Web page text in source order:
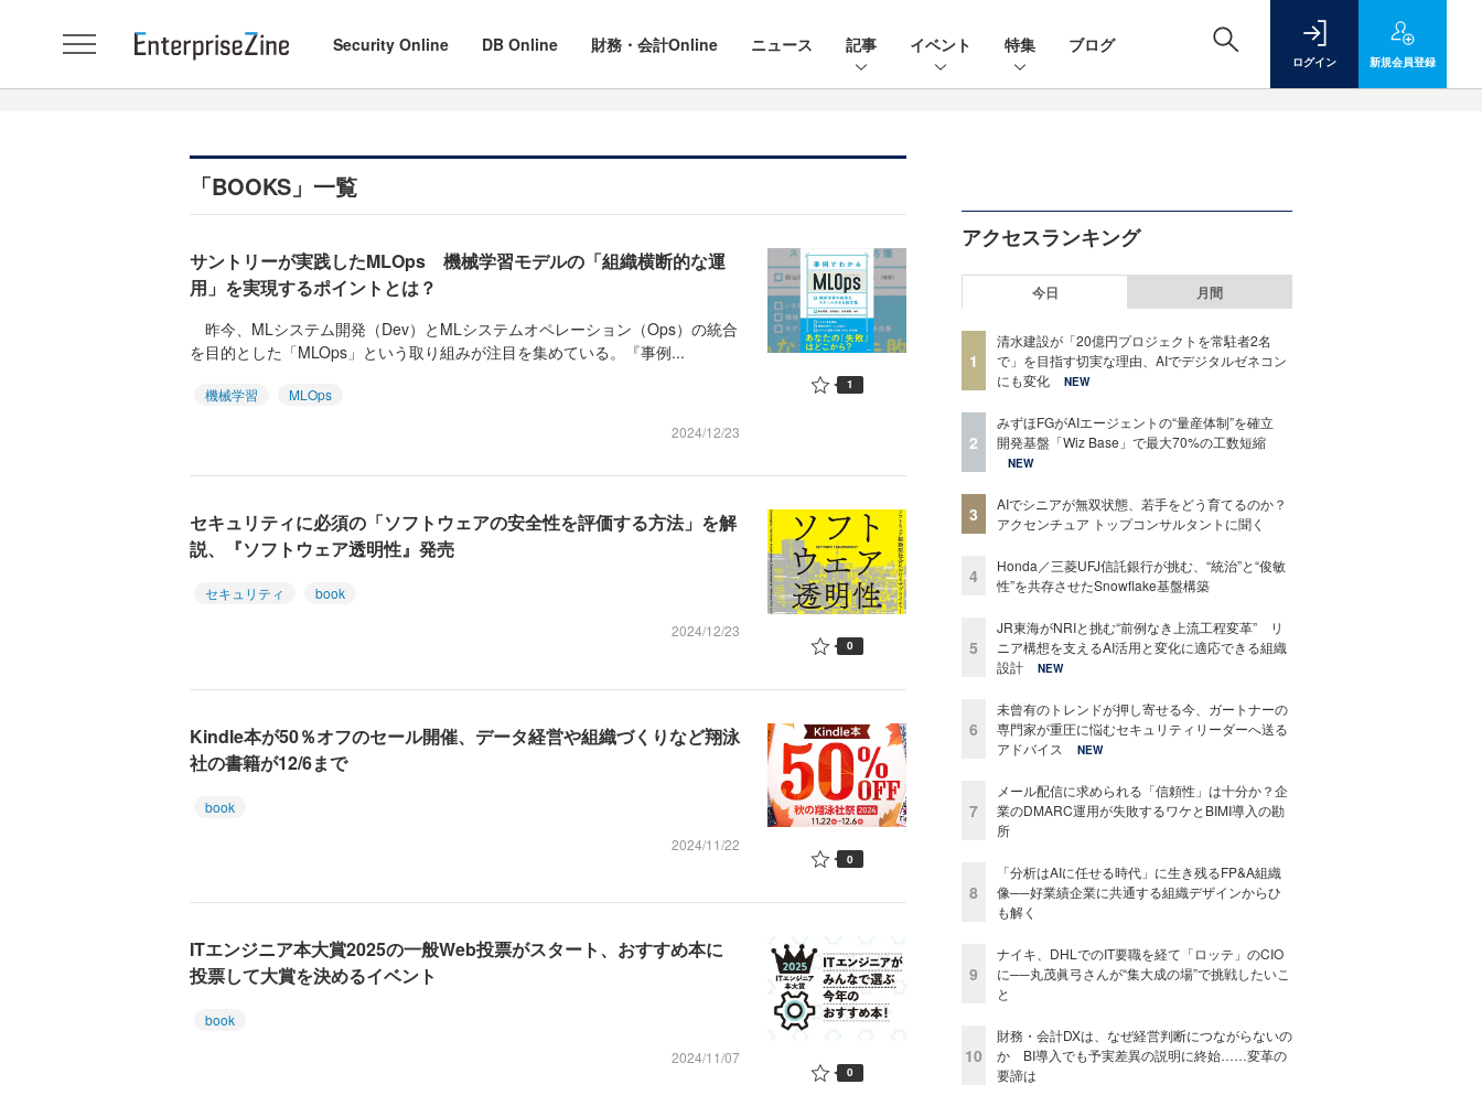
Security Online DB Online 財務・会計Online ニュース 記事 イベント 特集 ブログ
ログイン 新規会員登録
「BOOKS」一覧
サントリーが実践したMLOps 機械学習モデルの「組織横断的な運
用」を実現するポイントとは？
昨今、MLシステム開発（Dev）とMLシステムオペレーション（Ops）の統合
を目的とした「MLOps」という取り組みが注目を集めている。『事例...
機械学習
MLOps
2024/12/23
1
セキュリティに必須の「ソフトウェアの安全性を評価する方法」を解
説、『ソフトウェア透明性』発売
セキュリティ
book
2024/12/23
0
Kindle本が50％オフのセール開催、データ経営や組織づくりなど翔泳
社の書籍が12/6まで
book
2024/11/22
0
ITエンジニア本大賞2025の一般Web投票がスタート、おすすめ本に
投票して大賞を決めるイベント
book
2024/11/07
0
アクセスランキング
今日 月間
1
清水建設が「20億円プロジェクトを常駐者2名
で」を目指す切実な理由、AIでデジタルゼネコン
にも変化
NEW
2
みずほFGがAIエージェントの“量産体制”を確立
開発基盤「Wiz Base」で最大70%の工数短縮
NEW
3
AIでシニアが無双状態、若手をどう育てるのか？
アクセンチュア トップコンサルタントに聞く
4
Honda／三菱UFJ信託銀行が挑む、“統治”と“俊敏
性”を共存させたSnowflake基盤構築
5
JR東海がNRIと挑む“前例なき上流工程変革” リ
ニア構想を支えるAI活用と変化に適応できる組織
設計
NEW
6
未曾有のトレンドが押し寄せる今、ガートナーの
専門家が重圧に悩むセキュリティリーダーへ送る
アドバイス
NEW
7
メール配信に求められる「信頼性」は十分か？企
業のDMARC運用が失敗するワケとBIMI導入の勘
所
8
「分析はAIに任せる時代」に生き残るFP&A組織
像──好業績企業に共通する組織デザインからひ
も解く
9
ナイキ、DHLでのIT要職を経て「ロッテ」のCIO
に──丸茂眞弓さんが“集大成の場”で挑戦したいこ
と
10
財務・会計DXは、なぜ経営判断につながらないの
か BI導入でも予実差異の説明に終始……変革の
要諦は